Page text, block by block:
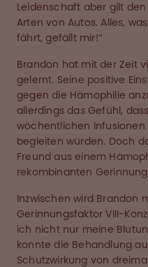
Leidenschaft aber gilt den
Arten von Autos. Alles,
fährt, gefällt mir!“
Brandon hat mit der Zeit
gelernt. Seine positive
gegen die Hämophilie
allerdings das Gefühl,
wöchentlichen Infusionen
begleiten würden. Doch
Freund aus einem
rekombinanten
Inzwischen wird Brandon
Gerinnungsfaktor VIII-
ich nicht nur meine
konnte die Behandlung
Schutzwirkung von